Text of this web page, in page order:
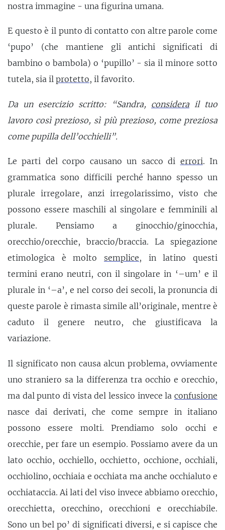
nostra immagine - una figurina umana.
E questo è il punto di contatto con altre parole come
‘pupo’ (che mantiene gli antichi significati di
bambino o bambola) o ‘pupillo’ - sia il minore sotto
tutela, sia il protetto, il favorito.
Da un esercizio scritto: “Sandra, considerail tuo
lavoro così prezioso, sì più prezioso, come preziosa
come pupilla dell’occhielli”.
Le parti del corpo causano un sacco di errori. In
grammatica sono difficili perché hanno spesso un
plurale irregolare, anzi irregolarissimo, visto che
possono essere maschili al singolare e femminili al
plurale. Pensiamo a ginocchio/ginocchia,
orecchio/orecchie, braccio/braccia. La spiegazione
etimologica è molto semplice, in latino questi
termini erano neutri, con il singolare in ‘–um’ e il
plurale in ‘–a’, e nel corso dei secoli, la pronuncia di
queste parole è rimasta simile all’originale, mentre è
caduto il genere neutro, che giustificava la
variazione.
Il significato non causa alcun problema, ovviamente
uno straniero sa la differenza tra occhio e orecchio,
ma dal punto di vista del lessico invece la confusione
nasce dai derivati, che come sempre in italiano
possono essere molti. Prendiamo solo occhi e
orecchie, per fare un esempio. Possiamo avere da un
lato occhio, occhiello, occhietto, occhione, occhiali,
occhiolino, occhiaia e occhiata ma anche occhialuto e
occhiataccia. Ai lati del viso invece abbiamo orecchio,
orecchietta, orecchino, orecchioni e orecchiabile.
Sono un bel po’ di significati diversi, e si capisce che